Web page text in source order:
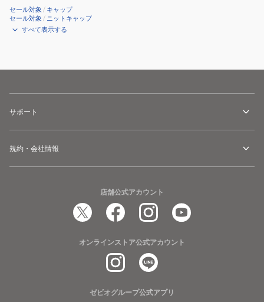
セール対象 / キャップ
セール対象 / ニットキャップ
すべて表示する
サポート
規約・会社情報
店舗公式アカウント
オンラインストア公式アカウント
ゼビオグループ公式アプリ